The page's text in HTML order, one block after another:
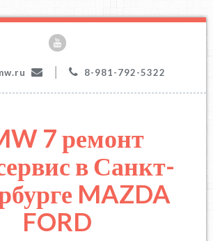
8-981-792-5322
7 ремонт
в Санкт-
MAZDA
FORD